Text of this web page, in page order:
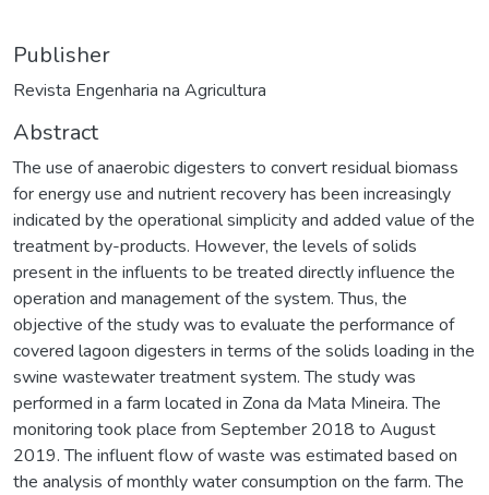
Publisher
Revista Engenharia na Agricultura
Abstract
The use of anaerobic digesters to convert residual biomass
for energy use and nutrient recovery has been increasingly
indicated by the operational simplicity and added value of the
treatment by-products. However, the levels of solids
present in the influents to be treated directly influence the
operation and management of the system. Thus, the
objective of the study was to evaluate the performance of
covered lagoon digesters in terms of the solids loading in the
swine wastewater treatment system. The study was
performed in a farm located in Zona da Mata Mineira. The
monitoring took place from September 2018 to August
2019. The influent flow of waste was estimated based on
the analysis of monthly water consumption on the farm. The